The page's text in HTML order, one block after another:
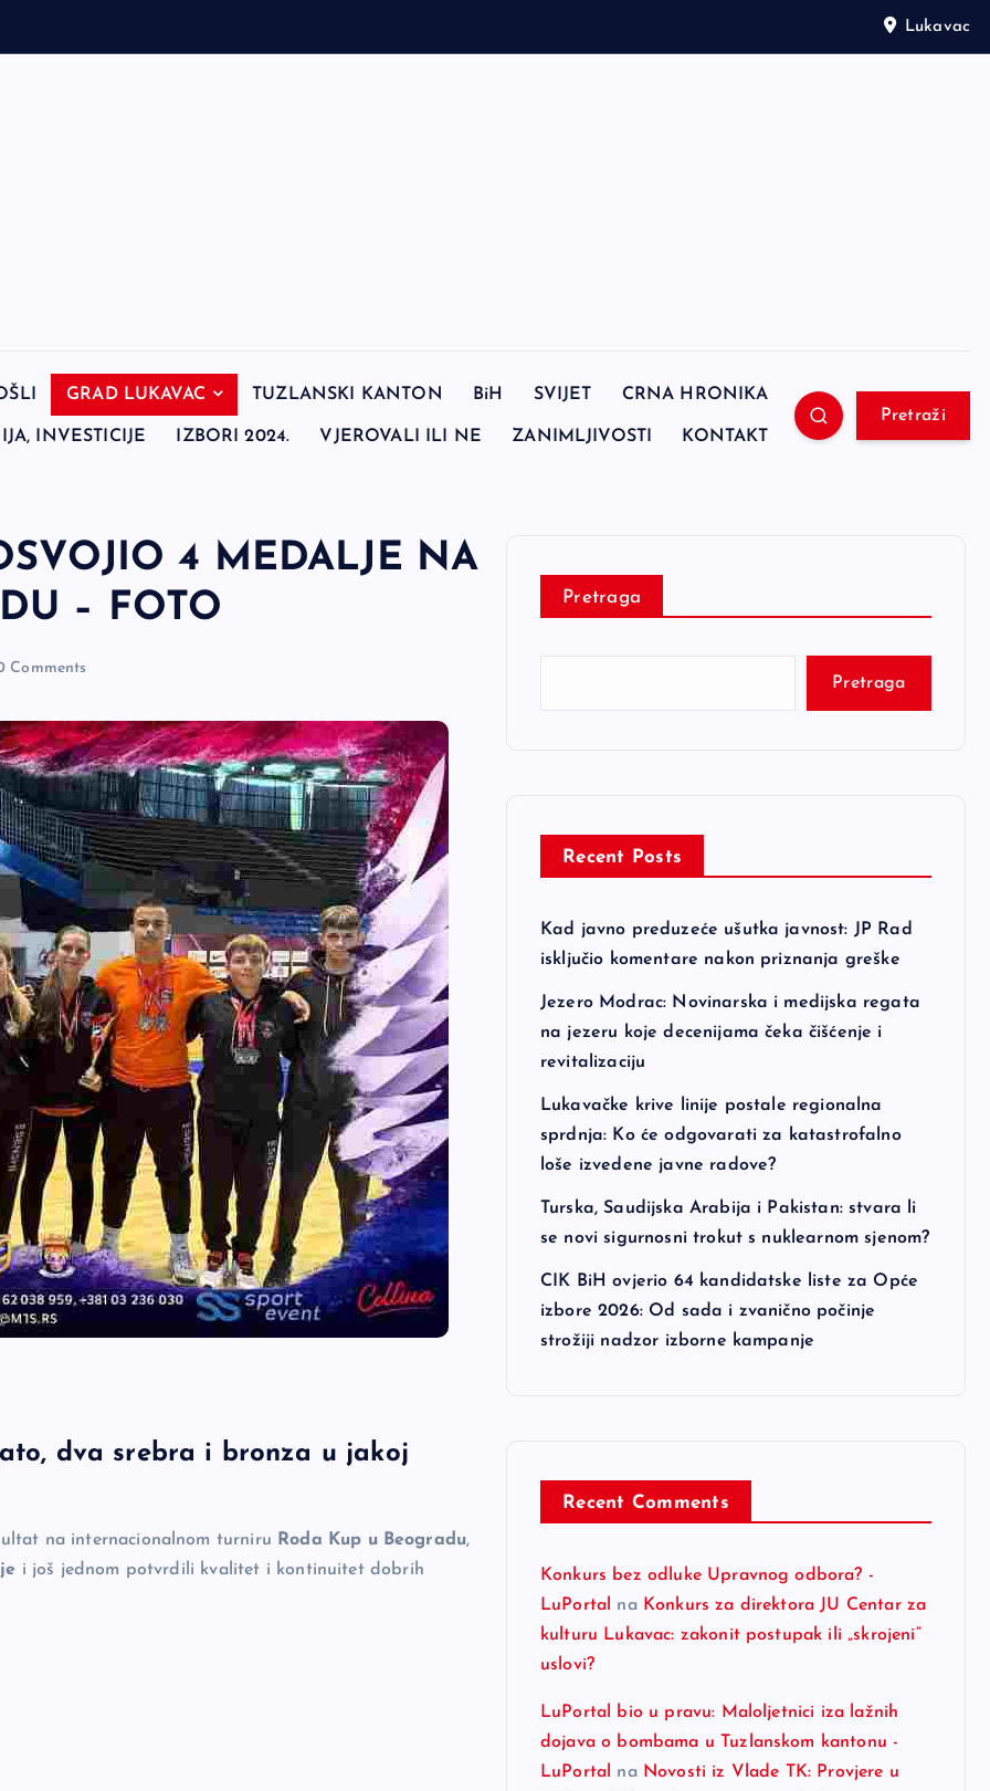
Lukavac
GRAD LUKAVAC TUZLANSKI KANTON BiH SVIJET CRNA HRONIKA
INVESTICIJE IZBORI 2024. VJEROVALI ILI NE ZANIMLJIVOSTI KONTAKT
Pretraži
4 MEDALJE NA
– FOTO
Comments
dva srebra i bronza u jakoj
na internacionalnom turniru Roda Kup u Beogradu,
i još jednom potvrdili kvalitet i kontinuitet dobrih
Pretraga
Pretraga
Recent Posts
Kad javno preduzeće ušutka javnost: JP Rad
isključio komentare nakon priznanja greške
Jezero Modrac: Novinarska i medijska regata
na jezeru koje decenijama čeka čišćenje i
revitalizaciju
Lukavačke krive linije postale regionalna
sprdnja: Ko će odgovarati za katastrofalno
loše izvedene javne radove?
Turska, Saudijska Arabija i Pakistan: stvara li
se novi sigurnosni trokut s nuklearnom sjenom?
CIK BiH ovjerio 64 kandidatske liste za Opće
izbore 2026: Od sada i zvanično počinje
strožiji nadzor izborne kampanje
Recent Comments
Konkurs bez odluke Upravnog odbora? -
LuPortal
na Konkurs za direktora JU Centar za
kulturu Lukavac: zakonit postupak ili „skrojeni“
uslovi?
LuPortal bio u pravu: Maloljetnici iza lažnih
dojava o bombama u Tuzlanskom kantonu -
LuPortal
na Novosti iz Vlade TK: Provjere u